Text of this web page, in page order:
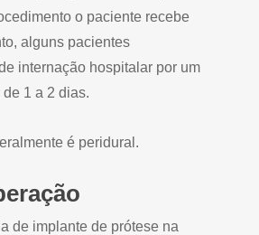
o paciente recebe
alguns pacientes
internação hospitalar por um
1 a 2 dias.
é peridural.
de implante de prótese na